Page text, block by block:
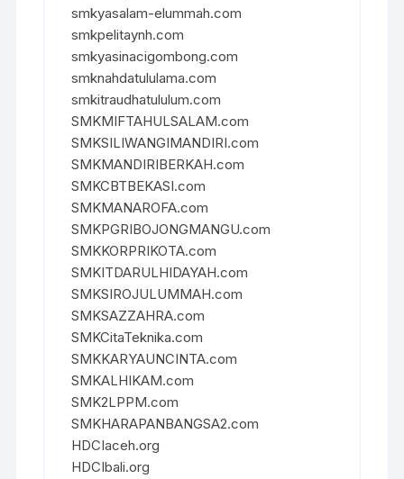
smkyasalam-elummah.com
smkpelitaynh.com
smkyasinacigombong.com
smknahdatululama.com
smkitraudhatululum.com
SMKMIFTAHULSALAM.com
SMKSILIWANGIMANDIRI.com
SMKMANDIRIBERKAH.com
SMKCBTBEKASI.com
SMKMANAROFA.com
SMKPGRIBOJONGMANGU.com
SMKKORPRIKOTA.com
SMKITDARULHIDAYAH.com
SMKSIROJULUMMAH.com
SMKSAZZAHRA.com
SMKCitaTeknika.com
SMKKARYAUNCINTA.com
SMKALHIKAM.com
SMK2LPPM.com
SMKHARAPANBANGSA2.com
HDCIaceh.org
HDCIbali.org